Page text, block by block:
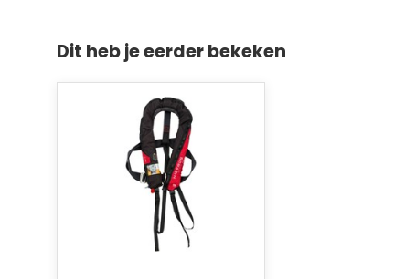
Dit heb je eerder bekeken